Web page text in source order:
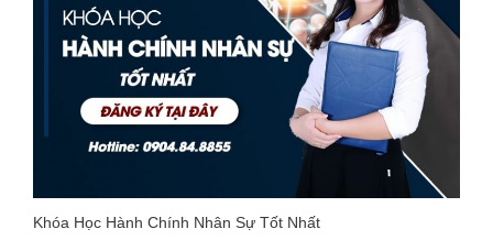
Khóa Học Hành Chính Nhân Sự Tốt Nhất